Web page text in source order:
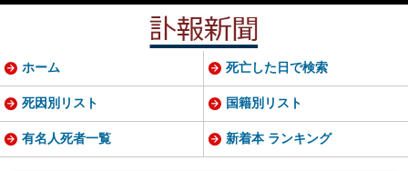
ホーム 死亡した日で検索
死因別リスト 国籍別リスト
有名人死者一覧 新着本 ランキング